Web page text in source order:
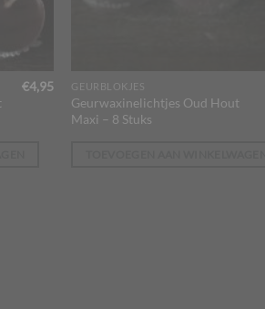
€4,95 GEURBLOKJES
Geurwaxinelichtjes Oud Hout
Maxi – 8 Stuks